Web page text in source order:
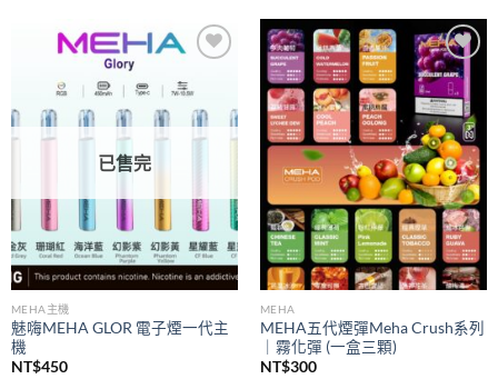
wishlist
已售完
MEHA主機
魅嗨MEHA GLOR 電子煙一代主
機
NT$450
Add to
wishlist
MEHA
MEHA五代煙彈Meha Crush系列
｜霧化彈 (一盒三顆)
NT$300